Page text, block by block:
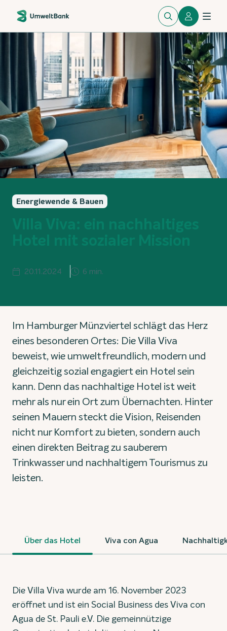
Energiewende & Bauen
Villa Viva: ein nachhaltiges
Hotel mit sozialer Mission
20.11.2024 6 min.
Im Hamburger Münzviertel schlägt das Herz
eines besonderen Ortes: Die Villa Viva
beweist, wie umweltfreundlich, modern und
gleichzeitig sozial engagiert ein Hotel sein
kann. Denn das nachhaltige Hotel ist weit
mehr als nur ein Ort zum Übernachten. Hinter
seinen Mauern steckt die Vision, Reisenden
nicht nur Komfort zu bieten, sondern auch
einen direkten Beitrag zu sauberem
Trinkwasser und nachhaltigem Tourismus zu
leisten.
Über das Hotel Viva con Agua
Die Villa Viva wurde am 16. November 2023
eröffnet und ist ein Social Business des Viva con
Agua de St. Pauli e.V. Die gemeinnützige